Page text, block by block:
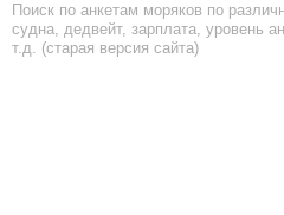
Поиск по анкетам моряков по
судна, дедвейт, зарплата, уровень
т.д. (старая версия сайта)